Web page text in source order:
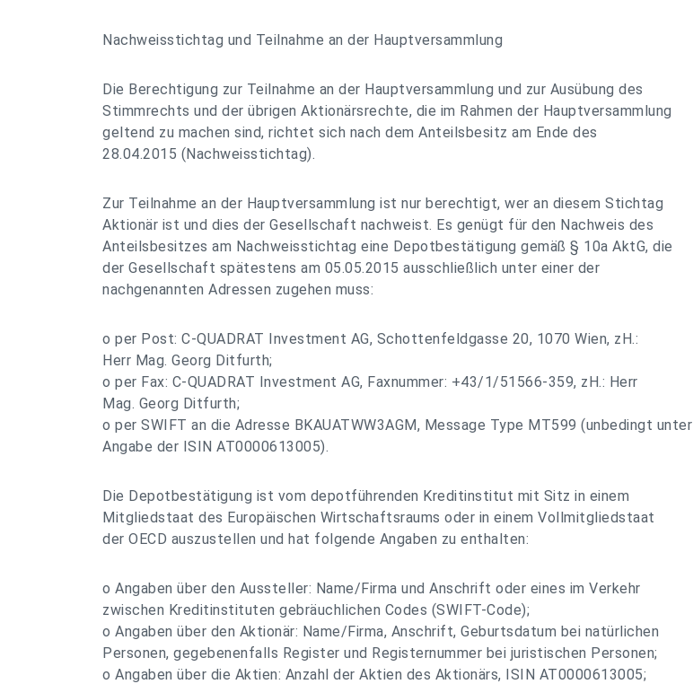
Nachweisstichtag und Teilnahme an der Hauptversammlung
Die Berechtigung zur Teilnahme an der Hauptversammlung und zur Ausübung des
Stimmrechts und der übrigen Aktionärsrechte, die im Rahmen der Hauptversammlung
geltend zu machen sind, richtet sich nach dem Anteilsbesitz am Ende des
28.04.2015 (Nachweisstichtag).
Zur Teilnahme an der Hauptversammlung ist nur berechtigt, wer an diesem Stichtag
Aktionär ist und dies der Gesellschaft nachweist. Es genügt für den Nachweis des
Anteilsbesitzes am Nachweisstichtag eine Depotbestätigung gemäß § 10a AktG, die
der Gesellschaft spätestens am 05.05.2015 ausschließlich unter einer der
nachgenannten Adressen zugehen muss:
o per Post: C-QUADRAT Investment AG, Schottenfeldgasse 20, 1070 Wien, zH.:
Herr Mag. Georg Ditfurth;
o per Fax: C-QUADRAT Investment AG, Faxnummer: +43/1/51566-359, zH.: Herr
Mag. Georg Ditfurth;
o per SWIFT an die Adresse BKAUATWW3AGM, Message Type MT599 (unbedingt unter
Angabe der ISIN AT0000613005).
Die Depotbestätigung ist vom depotführenden Kreditinstitut mit Sitz in einem
Mitgliedstaat des Europäischen Wirtschaftsraums oder in einem Vollmitgliedstaat
der OECD auszustellen und hat folgende Angaben zu enthalten:
o Angaben über den Aussteller: Name/Firma und Anschrift oder eines im Verkehr
zwischen Kreditinstituten gebräuchlichen Codes (SWIFT-Code);
o Angaben über den Aktionär: Name/Firma, Anschrift, Geburtsdatum bei natürlichen
Personen, gegebenenfalls Register und Registernummer bei juristischen Personen;
o Angaben über die Aktien: Anzahl der Aktien des Aktionärs, ISIN AT0000613005;